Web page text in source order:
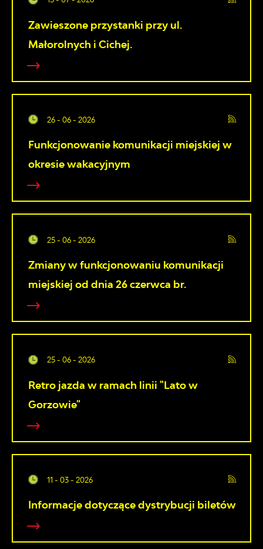
Zawieszone przystanki przy ul.
Małorolnych i Cichej.
26 - 06 - 2026
Funkcjonowanie komunikacji miejskiej w
okresie wakacyjnym
25 - 06 - 2026
Zmiany w funkcjonowaniu komunikacji
miejskiej od dnia 26 czerwca br.
25 - 06 - 2026
Retro jazda w ramach linii "Lato w
Gorzowie"
11 - 03 - 2026
Informacje dotyczące dystrybucji biletów